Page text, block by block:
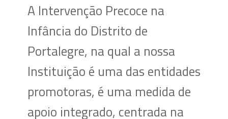
A Intervenção Precoce na
Infância do Distrito de
Portalegre, na qual a nossa
Instituição é uma das entidades
promotoras, é uma medida de
apoio integrado, centrada na